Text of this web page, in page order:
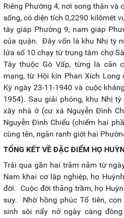
Riêng Phường 4, nơi song thân và
sống, có diện tích 0,2290 kilômét
tây giáp Phường 9, nam giáp
của quận. Đây vốn là khu Nhị tỳ
lửa số 10 chạy từ trung tâm chợ
Tây thuộc Gò Vấp, từng là căn
mạng, từ Hội kín Phan Xích Long
Kỳ ngày 23-11-1940 và cuộc
1954). Sau giải phóng, khu Nhị
xây nhà ở (cư xá Nguyễn Đình
Nguyễn Đình Chiểu (chiếm hai
cùng tên, ngăn ranh giới hai
TỔNG KẾT VỀ ĐẶC ĐIỂM HỌ
Trải qua gần hai trăm năm từ
Nam khai cơ lập nghiệp, họ
đời. Cuộc đời thăng trầm, họ
suy. Nhờ hồng phúc Tổ tiên,
sinh sôi nẩy nở ngày càng